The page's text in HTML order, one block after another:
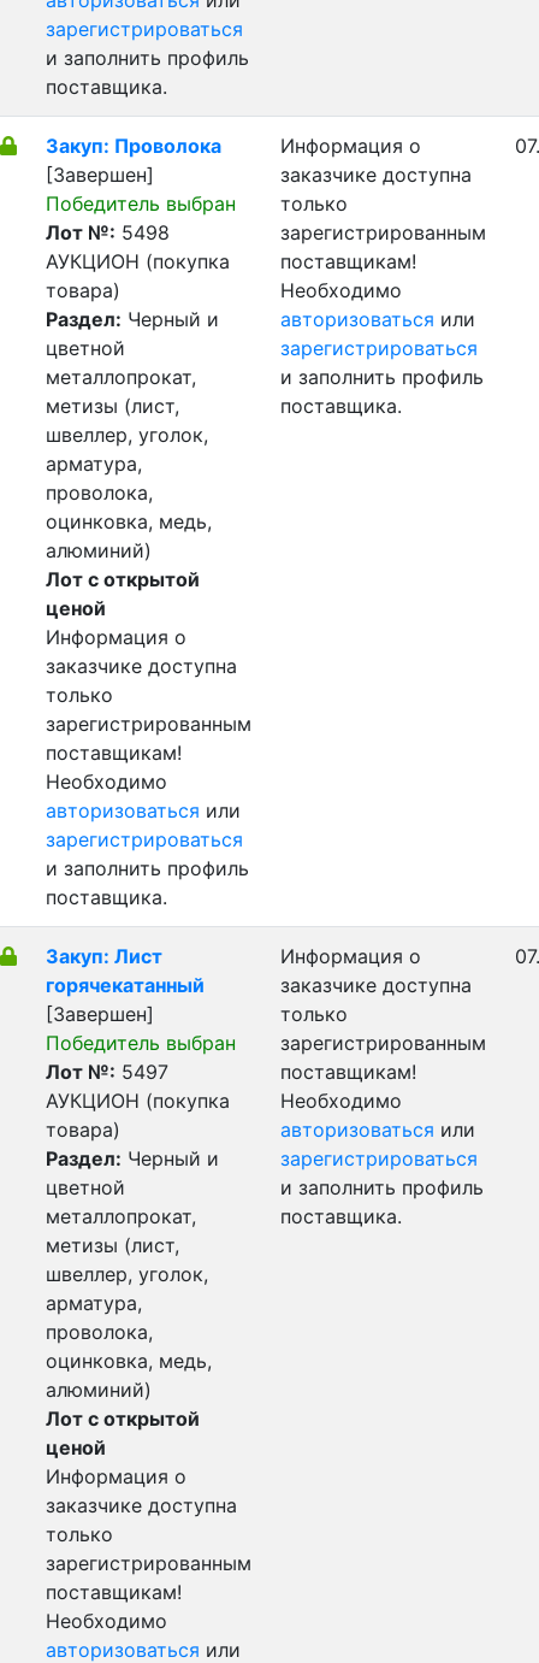
зарегистрироваться
и заполнить профиль
поставщика.
Закуп: Проволока
[Завершен]
Победитель выбран
Лот №: 5498
АУКЦИОН (покупка
товара)
Раздел: Черный и
цветной
металлопрокат,
метизы (лист,
швеллер, уголок,
арматура,
проволока,
оцинковка, медь,
алюминий)
Лот с открытой
ценой
Информация о
заказчике доступна
только
зарегистрированным
поставщикам!
Необходимо
авторизоваться или
зарегистрироваться
и заполнить профиль
поставщика.
Информация о
заказчике доступна
только
зарегистрированным
поставщикам!
Необходимо
авторизоваться или
зарегистрироваться
и заполнить профиль
поставщика.
Закуп: Лист
горячекатанный
[Завершен]
Победитель выбран
Лот №: 5497
АУКЦИОН (покупка
товара)
Раздел: Черный и
цветной
металлопрокат,
метизы (лист,
швеллер, уголок,
арматура,
проволока,
оцинковка, медь,
алюминий)
Лот с открытой
ценой
Информация о
заказчике доступна
только
зарегистрированным
поставщикам!
Необходимо
авторизоваться или
Информация о
заказчике доступна
только
зарегистрированным
поставщикам!
Необходимо
авторизоваться или
зарегистрироваться
и заполнить профиль
поставщика.